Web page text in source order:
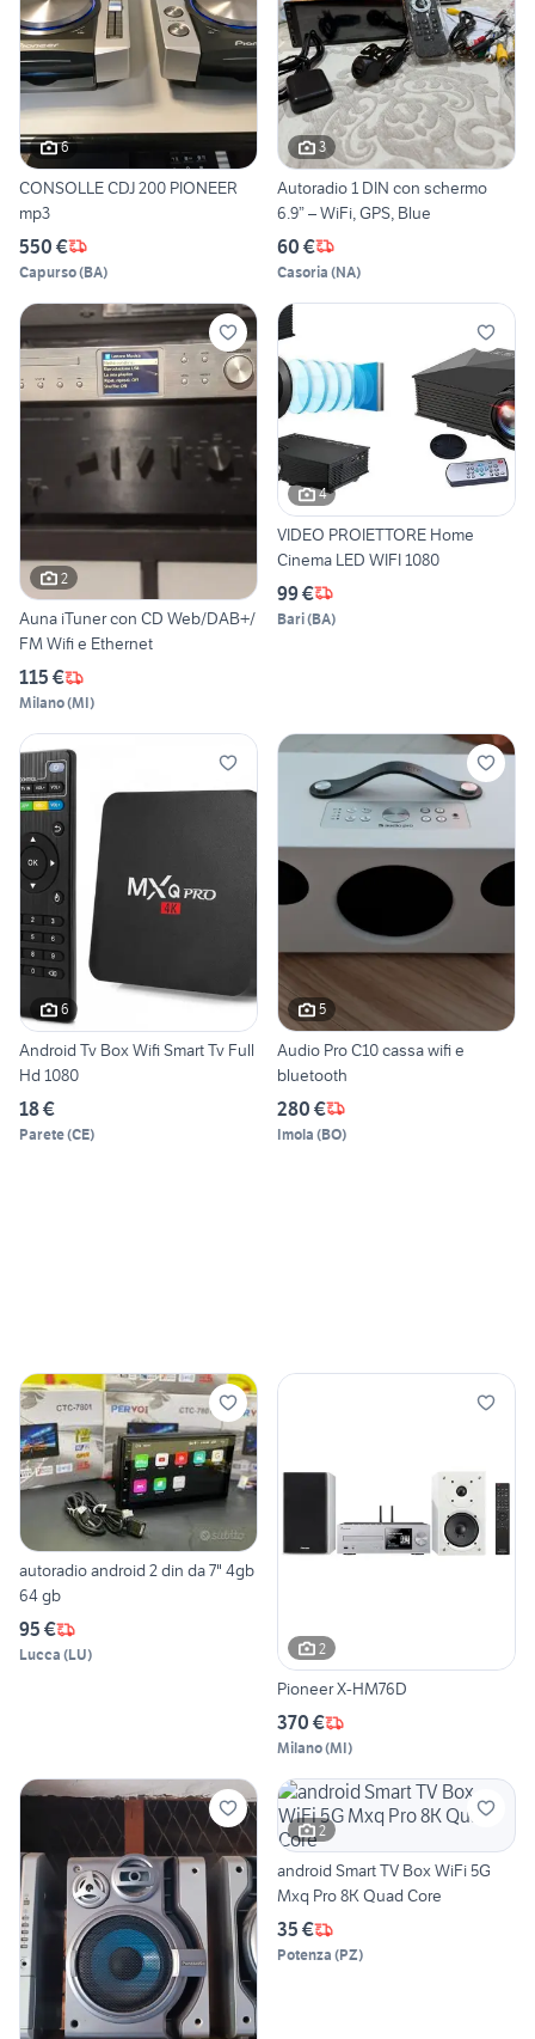
6
CONSOLLE CDJ 200 PIONEER
mp3
550 €
Capurso(BA)
3
Autoradio 1 DIN con schermo
6.9” – WiFi, GPS, Blue
60 €
Casoria (NA)
2
Auna iTuner con CD Web/DAB+/
FM Wifi e Ethernet
115 €
Milano(MI)
4
VIDEO PROIETTORE Home
Cinema LED WIFI 1080
99 €
Bari(BA)
6
Android Tv Box Wifi Smart Tv Full
Hd 1080
18 €
Parete(CE)
5
Audio Pro C10 cassa wifi e
bluetooth
280 €
Imola (BO)
autoradio android 2 din da 7" 4gb
64 gb
95 €
Lucca (LU) 2
Pioneer X-HM76D
370 €
Milano(MI)
2
android Smart TV Box WiFi 5G
Mxq Pro 8K Quad Core
35 €
Potenza (PZ)